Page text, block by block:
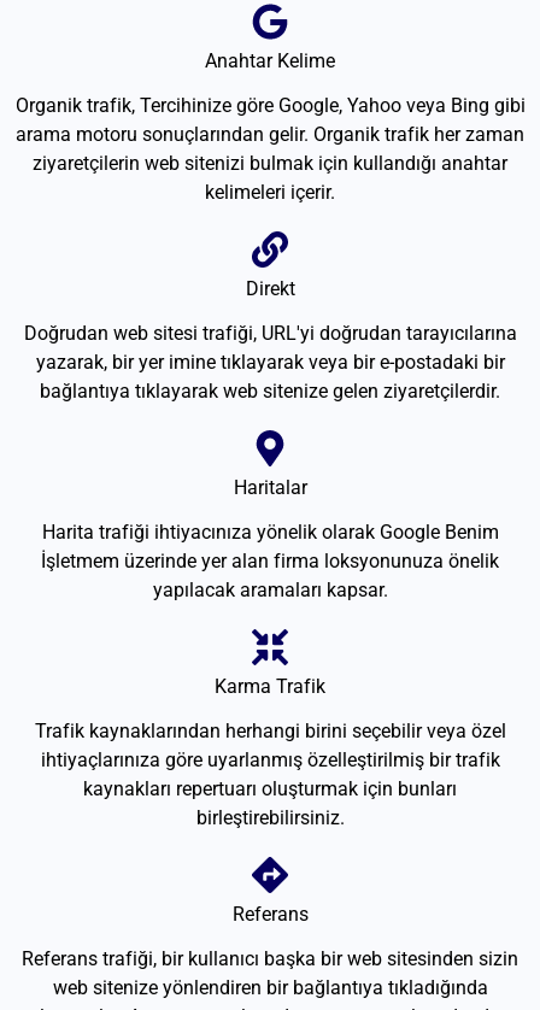
Anahtar Kelime
Organik trafik, Tercihinize göre Google, Yahoo veya Bing gibi
arama motoru sonuçlarından gelir. Organik trafik her zaman
ziyaretçilerin web sitenizi bulmak için kullandığı anahtar
kelimeleri içerir.
Direkt
Doğrudan web sitesi trafiği, URL'yi doğrudan tarayıcılarına
yazarak, bir yer imine tıklayarak veya bir e-postadaki bir
bağlantıya tıklayarak web sitenize gelen ziyaretçilerdir.
Haritalar
Harita trafiği ihtiyacınıza yönelik olarak Google Benim
İşletmem üzerinde yer alan firma loksyonunuza önelik
yapılacak aramaları kapsar.
Karma Trafik
Trafik kaynaklarından herhangi birini seçebilir veya özel
ihtiyaçlarınıza göre uyarlanmış özelleştirilmiş bir trafik
kaynakları repertuarı oluşturmak için bunları
birleştirebilirsiniz.
Referans
Referans trafiği, bir kullanıcı başka bir web sitesinden sizin
web sitenize yönlendiren bir bağlantıya tıkladığında